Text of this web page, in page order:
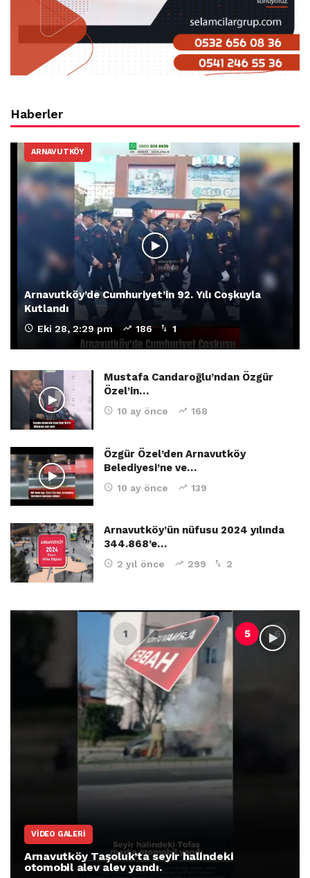
Haberler
ARNAVUTKÖY
Arnavutköy’de Cumhuriyet’in 92. Yılı Coşkuyla
Kutlandı
Eki 28, 2:29 pm 186 1
Mustafa Candaroğlu’ndan Özgür
Özel’in…
10 ay önce 168
Özgür Özel’den Arnavutköy
Belediyesi’ne ve…
10 ay önce 139
Arnavutköy’ün nüfusu 2024 yılında
344.868’e…
2 yıl önce 299 2
VIDEO GALERI
Arnavutköy Taşoluk’ta seyir halindeki
otomobil alev alev yandı.